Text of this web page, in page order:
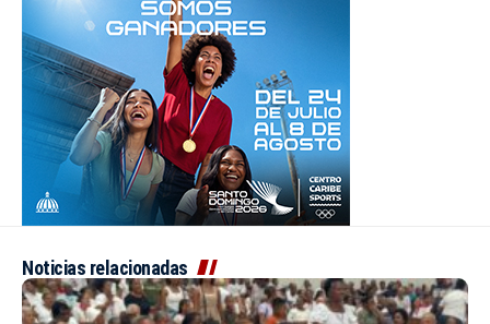
Noticias relacionadas